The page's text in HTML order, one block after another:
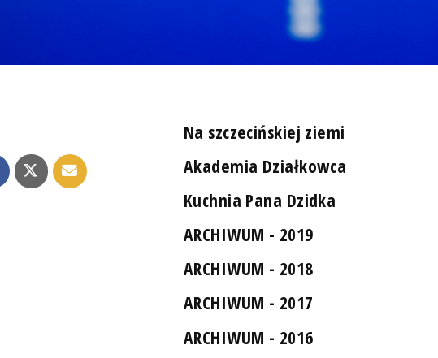
Na szczecińskiej ziemi
Akademia Działkowca
Kuchnia Pana Dzidka
ARCHIWUM - 2019
ARCHIWUM - 2018
ARCHIWUM - 2017
ARCHIWUM - 2016